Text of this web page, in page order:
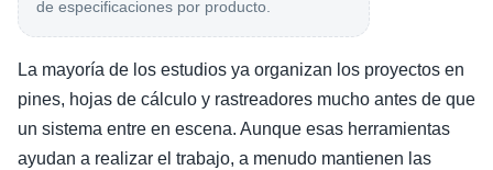
de especificaciones por producto.
La mayoría de los estudios ya organizan los proyectos en
pines, hojas de cálculo y rastreadores mucho antes de que
un sistema entre en escena. Aunque esas herramientas
ayudan a realizar el trabajo, a menudo mantienen las